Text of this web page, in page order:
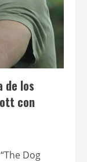
de los
con
Dog